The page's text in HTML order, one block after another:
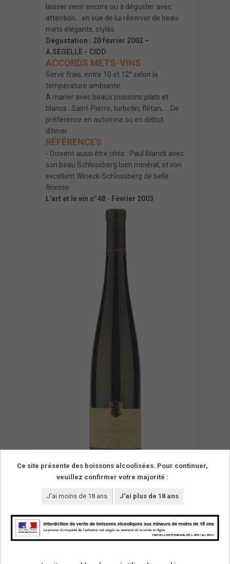
laisser venir encore ou à déguster avec
attention….en vue de lui réserver de beau
mets élégants, stylés.
Dégustation : 20 février 2002 –
A.SEGELLE - CIDD
ACCORDS METS-VINS :
Servir frais, entre 10 et 12° selon la
température ambiante.
A marier avec beaux poissons plats et
blancs : Saint-Pierre, turbotin, flétan, … De
préférence en automne ou en début
d’hiver.
RÉFÉRENCES :
- Doivent aussi être cités : Paul Blanck avec
son beau Schlossberg bien minéral, et son
excellent Wineck-Schlossberg de belle
finesse.
L'art et le vin n°48 - Février 2003
Ce site présente des boissons alcoolisées. Pour continuer,
veuillez confirmer votre majorité :
J'ai moins de 18 ans J'ai plus de 18 ans